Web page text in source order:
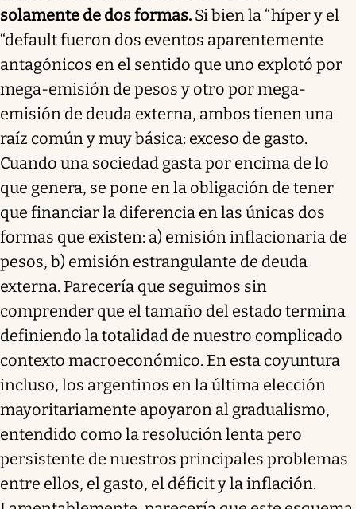
solamente de dos formas. Si bien la “híper y el
“default fueron dos eventos aparentemente
antagónicos en el sentido que uno explotó por
mega-emisión de pesos y otro por mega-
emisión de deuda externa, ambos tienen una
raíz común y muy básica: exceso de gasto.
Cuando una sociedad gasta por encima de lo
que genera, se pone en la obligación de tener
que financiar la diferencia en las únicas dos
formas que existen: a) emisión inflacionaria de
pesos, b) emisión estrangulante de deuda
externa. Parecería que seguimos sin
comprender que el tamaño del estado termina
definiendo la totalidad de nuestro complicado
contexto macroeconómico. En esta coyuntura
incluso, los argentinos en la última elección
mayoritariamente apoyaron al gradualismo,
entendido como la resolución lenta pero
persistente de nuestros principales problemas
entre ellos, el gasto, el déficit y la inflación.